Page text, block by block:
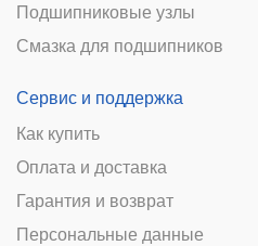
Подшипниковые узлы
Смазка для подшипников
Сервис и поддержка
Как купить
Оплата и доставка
Гарантия и возврат
Персональные данные